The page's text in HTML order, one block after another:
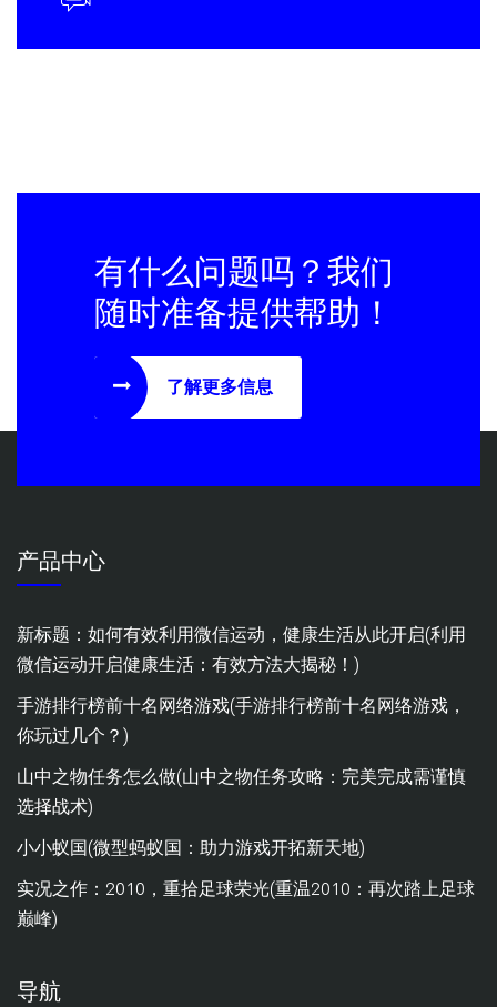
有什么问题吗？我们
随时准备提供帮助！
了解更多信息
产品中心
新标题：如何有效利用微信运动，健康生活从此开启(利用
微信运动开启健康生活：有效方法大揭秘！)
手游排行榜前十名网络游戏(手游排行榜前十名网络游戏，
你玩过几个？)
山中之物任务怎么做(山中之物任务攻略：完美完成需谨慎
选择战术)
小小蚁国(微型蚂蚁国：助力游戏开拓新天地)
实况之作：2010，重拾足球荣光(重温2010：再次踏上足球
巅峰)
导航